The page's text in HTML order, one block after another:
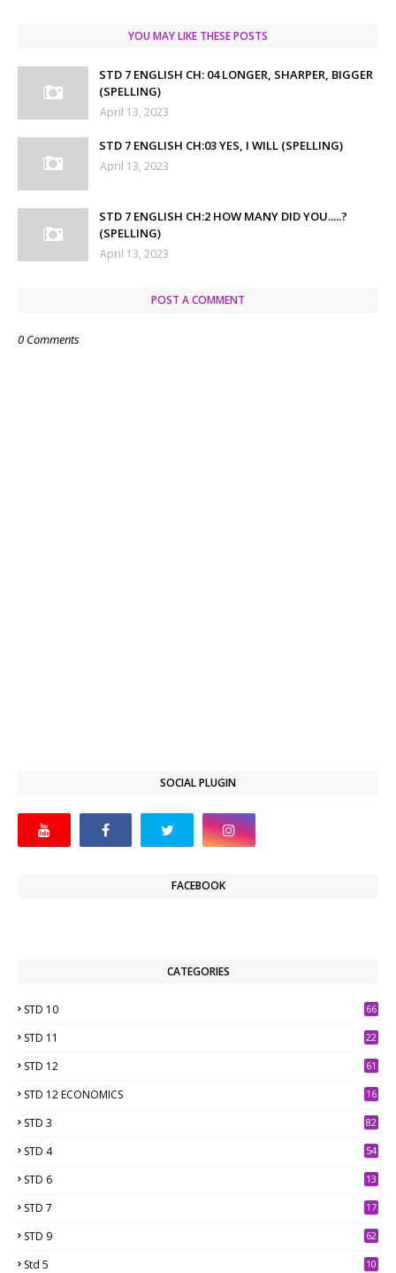
YOU MAY LIKE THESE POSTS
STD 7 ENGLISH CH: 04 LONGER, SHARPER, BIGGER
(SPELLING)
April 13, 2023
STD 7 ENGLISH CH:03 YES, I WILL (SPELLING)
April 13, 2023
STD 7 ENGLISH CH:2 HOW MANY DID YOU.....?
(SPELLING)
April 13, 2023
POST A COMMENT
0 Comments
SOCIAL PLUGIN
FACEBOOK
CATEGORIES
STD 10 66
STD 11 22
STD 12 61
STD 12 ECONOMICS 16
STD 3 82
STD 4 54
STD 6
13
STD 7
17
STD 9 62
Std 5
10